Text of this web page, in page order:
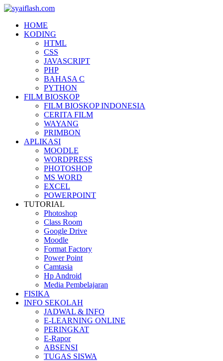
HOME
KODING
HTML
CSS
JAVASCRIPT
PHP
BAHASA C
PYTHON
FILM BIOSKOP
FILM BIOSKOP INDONESIA
CERITA FILM
WAYANG
PRIMBON
APLIKASI
MOODLE
WORDPRESS
PHOTOSHOP
MS WORD
EXCEL
POWERPOINT
TUTORIAL
Photoshop
Class Room
Google Drive
Moodle
Format Factory
Power Point
Camtasia
Hp Android
Media Pembelajaran
FISIKA
INFO SEKOLAH
JADWAL & INFO
E-LEARNING ONLINE
PERINGKAT
E-Rapor
ABSENSI
TUGAS SISWA